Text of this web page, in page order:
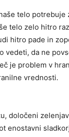
telo
telo zelo hitro
hitro pade in
vedeti, da ne
je problem v
vrednosti.
določeni
enostavni